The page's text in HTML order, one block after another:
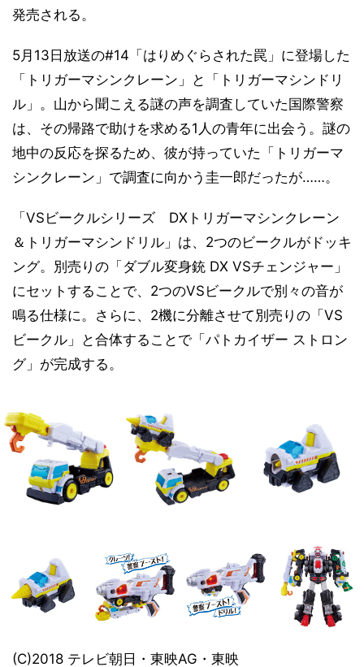
発売される。
5月13日放送の#14「はりめぐらされた罠」に登場した
「トリガーマシンクレーン」と「トリガーマシンドリ
ル」。山から聞こえる謎の声を調査していた国際警察
は、その帰路で助けを求める1人の青年に出会う。謎の
地中の反応を探るため、彼が持っていた「トリガーマ
シンクレーン」で調査に向かう圭一郎だったが……。
「VSビークルシリーズ DXトリガーマシンクレーン
＆トリガーマシンドリル」は、2つのビークルがドッキ
ング。別売りの「ダブル変身銃 DX VSチェンジャー」
にセットすることで、2つのVSビークルで別々の音が
鳴る仕様に。さらに、2機に分離させて別売りの「VS
ビークル」と合体することで「パトカイザー ストロン
グ」が完成する。
(C)2018 テレビ朝日・東映AG・東映